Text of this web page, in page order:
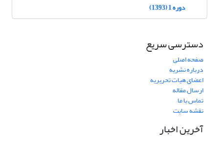
دوره 1 (1393)
دسترسی سریع
صفحه اصلی
درباره نشریه
اعضای هیات تحریریه
ارسال مقاله
تماس با ما
نقشه سایت
آخرین اخبار